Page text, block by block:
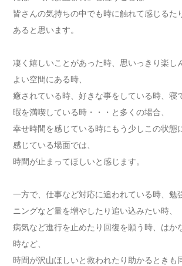
皆さんの気持ちの中でも時に触れて感じるた
あると思います。
凄く嬉しいことがあった時、思いっきり楽し
よい空間にある時、
癒されている時、好きな事をしている時、寝
暇を満喫している時・・・と多くの場合、
幸せ時間を感じている時にもう少しこの状態
感じている場面では、
時間が止まってほしいと感じます。
一方で、仕事など対応に追われている時、勉
ニングなど量を増やしたり追い込みたい時、
病気など進行を止めたり回復を願う時、はか
時など、
時間が沢山ほしいと救われたり助かるときも